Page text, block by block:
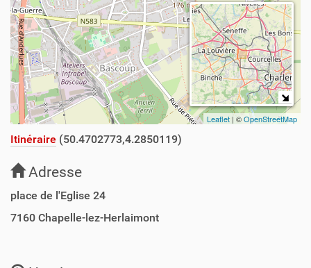
Leaflet | ©OpenStreetMap
Itinéraire (50.4702773,4.2850119)
Adresse
place de l'Eglise 24
7160 Chapelle-lez-Herlaimont